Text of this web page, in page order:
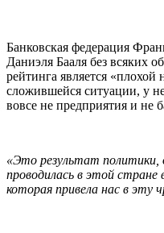
Банковская федерация
Даниэля Бааля без всяких
рейтинга является
сложившейся ситуации, у
вовсе не предприятия и не
«Это результат
проводилась в этой стране
которая привела нас в эту